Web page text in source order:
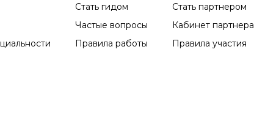
Стать гидом
Частые вопросы
Правила работы
Стать партнером
Кабинет партнера
Правила участия